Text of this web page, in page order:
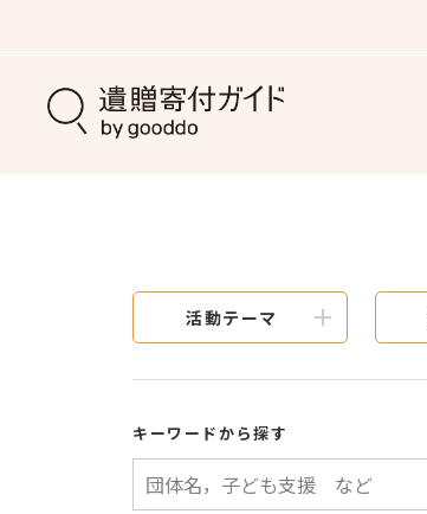
活動テーマ
キーワードから探す